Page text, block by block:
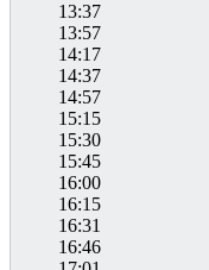
13:37
13:57
14:17
14:37
14:57
15:15
15:30
15:45
16:00
16:15
16:31
16:46